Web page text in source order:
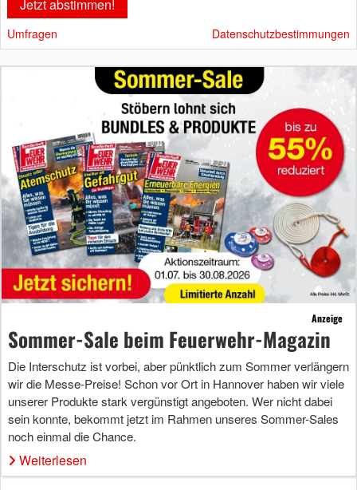
Umfragen Datenschutzbestimmungen
Anzeige
Sommer-Sale beim Feuerwehr-Magazin
Die Interschutz ist vorbei, aber pünktlich zum Sommer verlängern
wir die Messe-Preise! Schon vor Ort in Hannover haben wir viele
unserer Produkte stark vergünstigt angeboten. Wer nicht dabei
sein konnte, bekommt jetzt im Rahmen unseres Sommer-Sales
noch einmal die Chance.
Weiterlesen